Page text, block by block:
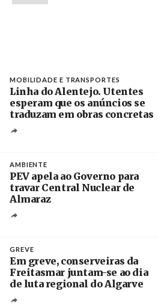
MOBILIDADE E TRANSPORTES
Linha do Alentejo. Utentes
esperam que os anúncios se
traduzam em obras concretas
AMBIENTE
PEV apela ao Governo para
travar Central Nuclear de
Almaraz
GREVE
Em greve, conserveiras da
Freitasmar juntam-se ao dia
de luta regional do Algarve